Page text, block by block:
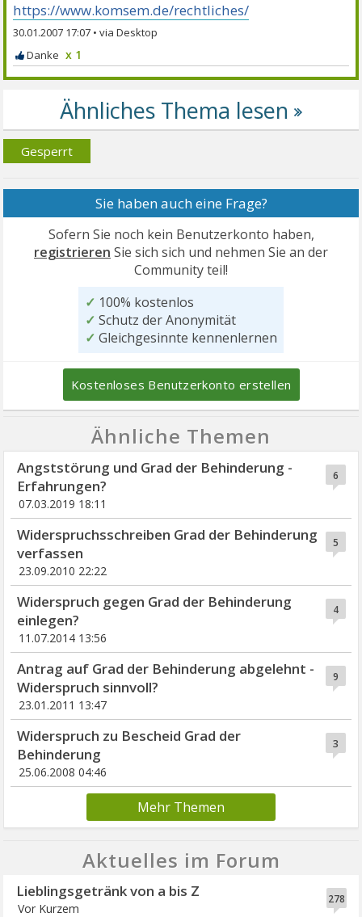
https://www.komsem.de/rechtliches/
30.01.2007 17:07 •
x 1
Gesperrt
Sie haben auch eine Frage?
Sofern Sie noch kein Benutzerkonto haben,
registrieren Sie sich sich und nehmen Sie an der
Community teil!
✓ 100% kostenlos
✓ Schutz der Anonymität
✓ Gleichgesinnte kennenlernen
Kostenloses Benutzerkonto erstellen
Ähnliche Themen
6
Angststörung und Grad der Behinderung -
Erfahrungen?
07.03.2019 18:11
5
Widerspruchsschreiben Grad der Behinderung
verfassen
23.09.2010 22:22
4
Widerspruch gegen Grad der Behinderung
einlegen?
11.07.2014 13:56
9
Antrag auf Grad der Behinderung abgelehnt -
Widerspruch sinnvoll?
23.01.2011 13:47
3
Widerspruch zu Bescheid Grad der
Behinderung
25.06.2008 04:46
Mehr Themen
Aktuelles im Forum
278
Lieblingsgetränk von a bis Z
Vor Kurzem